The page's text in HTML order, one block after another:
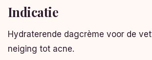
Indicatie
Hydraterende dagcrème voor de
neiging tot acne.